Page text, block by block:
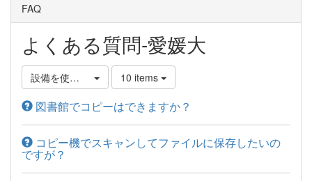
FAQ
よくある質問-愛媛大
設備を使いたい 10 items
図書館でコピーはできますか？
コピー機でスキャンしてファイルに保存したいの
ですが？